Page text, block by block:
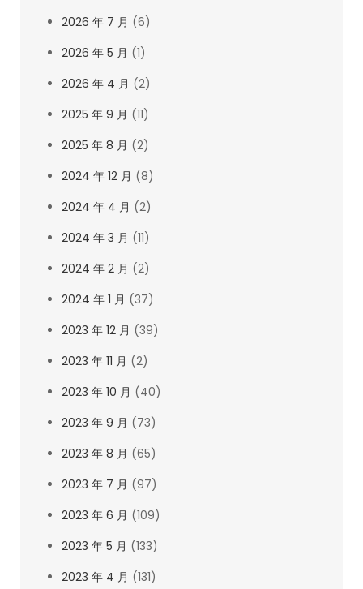
2026 年 7 月 (6)
2026 年 5 月 (1)
2026 年 4 月 (2)
2025 年 9 月 (11)
2025 年 8 月 (2)
2024 年 12 月 (8)
2024 年 4 月 (2)
2024 年 3 月 (11)
2024 年 2 月 (2)
2024 年 1 月 (37)
2023 年 12 月 (39)
2023 年 11 月 (2)
2023 年 10 月 (40)
2023 年 9 月 (73)
2023 年 8 月 (65)
2023 年 7 月 (97)
2023 年 6 月 (109)
2023 年 5 月 (133)
2023 年 4 月 (131)